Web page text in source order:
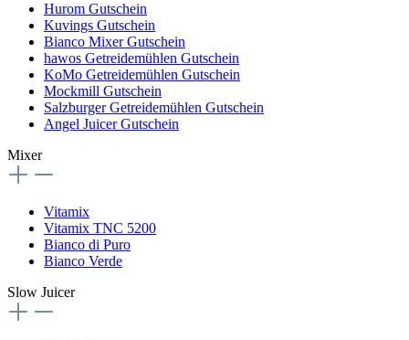
Hurom Gutschein
Kuvings Gutschein
Bianco Mixer Gutschein
hawos Getreidemühlen Gutschein
KoMo Getreidemühlen Gutschein
Mockmill Gutschein
Salzburger Getreidemühlen Gutschein
Angel Juicer Gutschein
Mixer
Vitamix
Vitamix TNC 5200
Bianco di Puro
Bianco Verde
Slow Juicer